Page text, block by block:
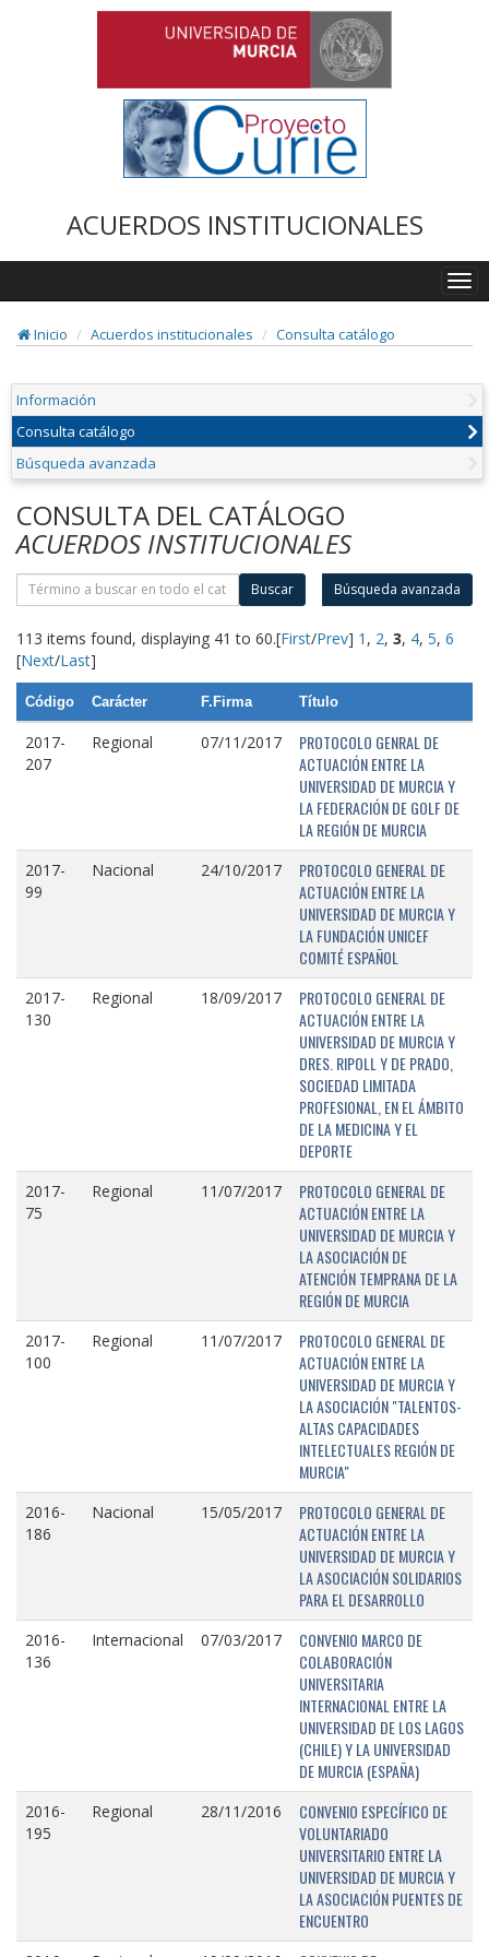
ACUERDOS INSTITUCIONALES
Inicio
Acuerdos institucionales Consulta catálogo
Información
Consulta catálogo
Búsqueda avanzada
CONSULTA DEL CATÁLOGO
ACUERDOS INSTITUCIONALES
Buscar Búsqueda avanzada
113 items found, displaying 41 to 60.[First/Prev] 1 , 2, 3, 4, 5, 6
[Next/Last]
Código Carácter F.Firma Título
2017-
207
Regional 07/11/2017
PROTOCOLO GENRAL DE
ACTUACIÓN ENTRE LA
UNIVERSIDAD DE MURCIA Y
LA FEDERACIÓN DE GOLF DE
LA REGIÓN DE MURCIA
2017-
99
Nacional 24/10/2017
PROTOCOLO GENERAL DE
ACTUACIÓN ENTRE LA
UNIVERSIDAD DE MURCIA Y
LA FUNDACIÓN UNICEF
COMITÉ ESPAÑOL
2017-
130
Regional 18/09/2017
PROTOCOLO GENERAL DE
ACTUACIÓN ENTRE LA
UNIVERSIDAD DE MURCIA Y
DRES. RIPOLL Y DE PRADO,
SOCIEDAD LIMITADA
PROFESIONAL, EN EL ÁMBITO
DE LA MEDICINA Y EL
DEPORTE
2017-
75
Regional 11/07/2017
PROTOCOLO GENERAL DE
ACTUACIÓN ENTRE LA
UNIVERSIDAD DE MURCIA Y
LA ASOCIACIÓN DE
ATENCIÓN TEMPRANA DE LA
REGIÓN DE MURCIA
2017-
100
Regional 11/07/2017
PROTOCOLO GENERAL DE
ACTUACIÓN ENTRE LA
UNIVERSIDAD DE MURCIA Y
LA ASOCIACIÓN "TALENTOS-
ALTAS CAPACIDADES
INTELECTUALES REGIÓN DE
MURCIA"
2016-
186
Nacional 15/05/2017
PROTOCOLO GENERAL DE
ACTUACIÓN ENTRE LA
UNIVERSIDAD DE MURCIA Y
LA ASOCIACIÓN SOLIDARIOS
PARA EL DESARROLLO
2016-
136
Internacional 07/03/2017
CONVENIO MARCO DE
COLABORACIÓN
UNIVERSITARIA
INTERNACIONAL ENTRE LA
UNIVERSIDAD DE LOS LAGOS
(CHILE) Y LA UNIVERSIDAD
DE MURCIA (ESPAÑA)
2016-
195
Regional 28/11/2016
CONVENIO ESPECÍFICO DE
VOLUNTARIADO
UNIVERSITARIO ENTRE LA
UNIVERSIDAD DE MURCIA Y
LA ASOCIACIÓN PUENTES DE
ENCUENTRO